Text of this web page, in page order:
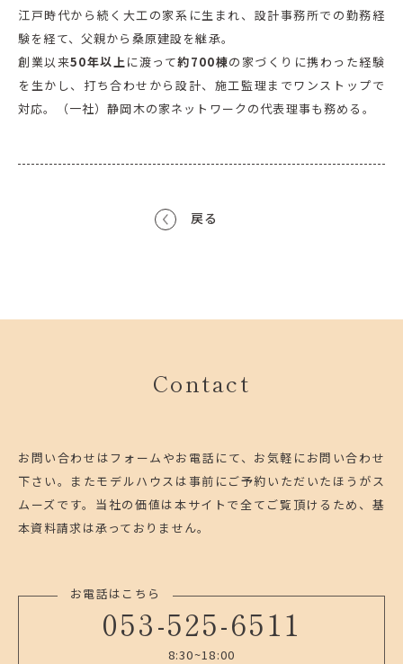
江戸時代から続く大工の家系に生まれ、設計事務所での勤務経
験を経て、父親から桑原建設を継承。
創業以来50年以上 に渡って約700棟の家づくりに携わった経験
を生かし、打ち合わせから設計、施工監理までワンストップで
対応。（一社）静岡木の家ネットワークの代表理事も務める。
戻る
Contact
お問い合わせはフォームやお電話にて、お気軽にお問い合わせ
下さい。 またモデルハウスは事前にご予約いただいたほうがス
ムーズです。 当社の価値は本サイトで全てご覧頂けるため、基
本資料請求は承っておりません。
お電話はこちら
053-525-6511
8:30~18:00